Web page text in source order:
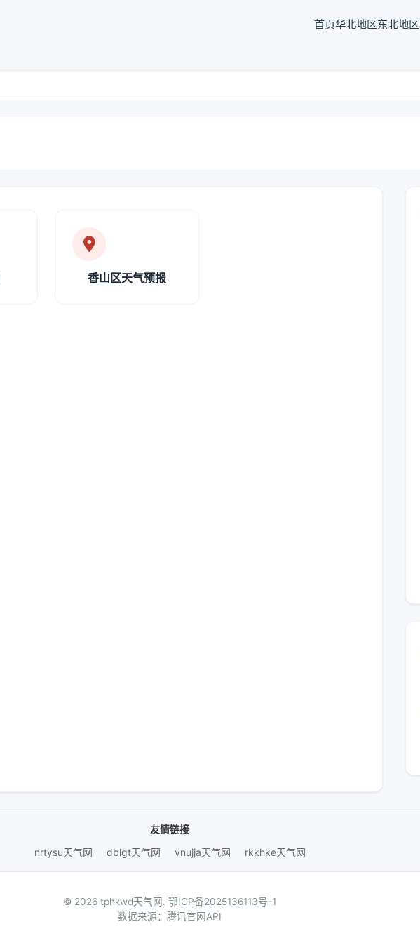
首页华北地区东北地区
香山区天气预报
友情链接
nrtysu天气网
dblgt天气网 vnujja天气网 rkkhke天气网
© 2026 tphkwd天气网. 鄂ICP备2025136113号-1
数据来源：腾讯官网API